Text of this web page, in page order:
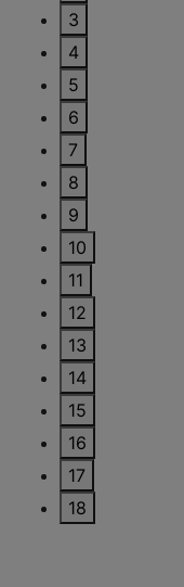
3
4
5
6
7
8
9
10
11
12
13
14
15
16
17
18